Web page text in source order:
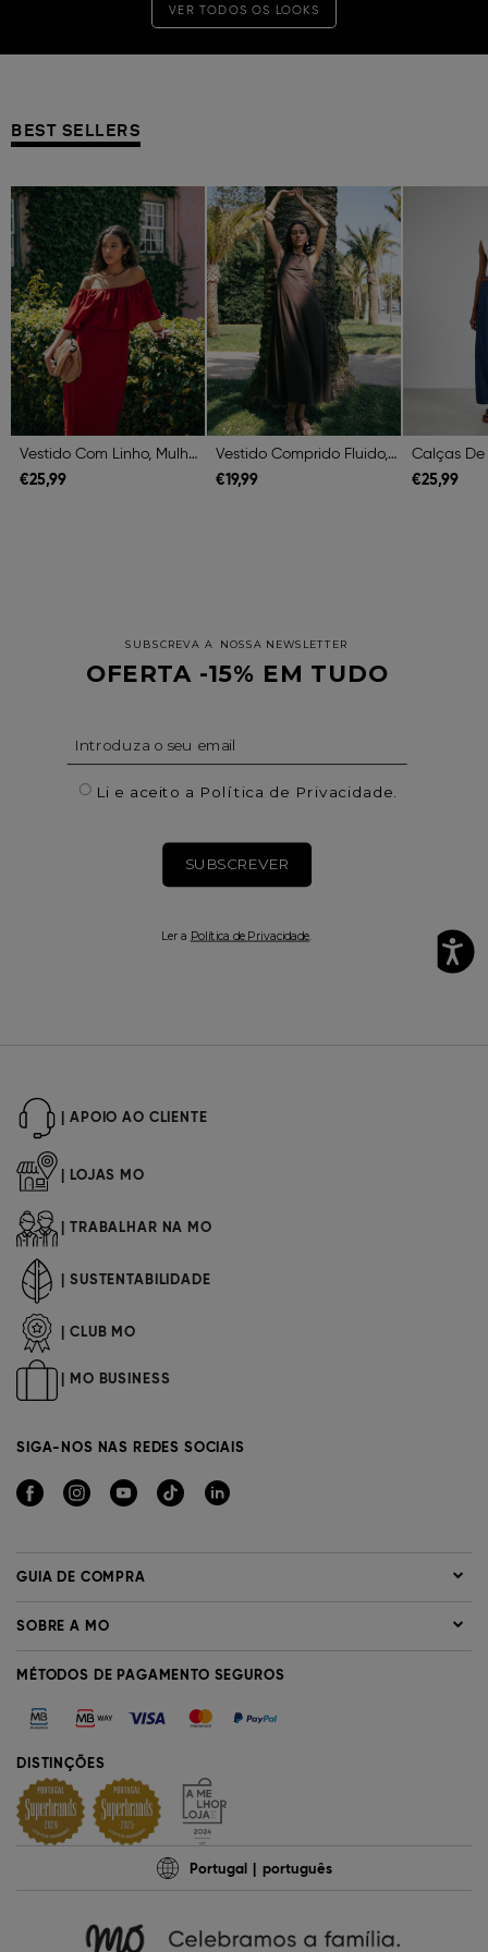
VER TODOS OS LOOKS
BEST SELLERS
Previous Next
Vestido Com Linho, Mulher, Vermelho Escuro
€25,99
Previous Next
Vestido Comprido Fluido, Mulher, Castanho Escuro
€19,99 €25,99
| APOIO AO CLIENTE
| LOJAS MO
| TRABALHAR NA MO
| SUSTENTABILIDADE
| CLUB MO
| MO BUSINESS
SIGA-NOS NAS REDES SOCIAIS
GUIA DE COMPRA
SOBRE A MO
MÉTODOS DE PAGAMENTO SEGUROS
DISTINÇÕES
Portugal português